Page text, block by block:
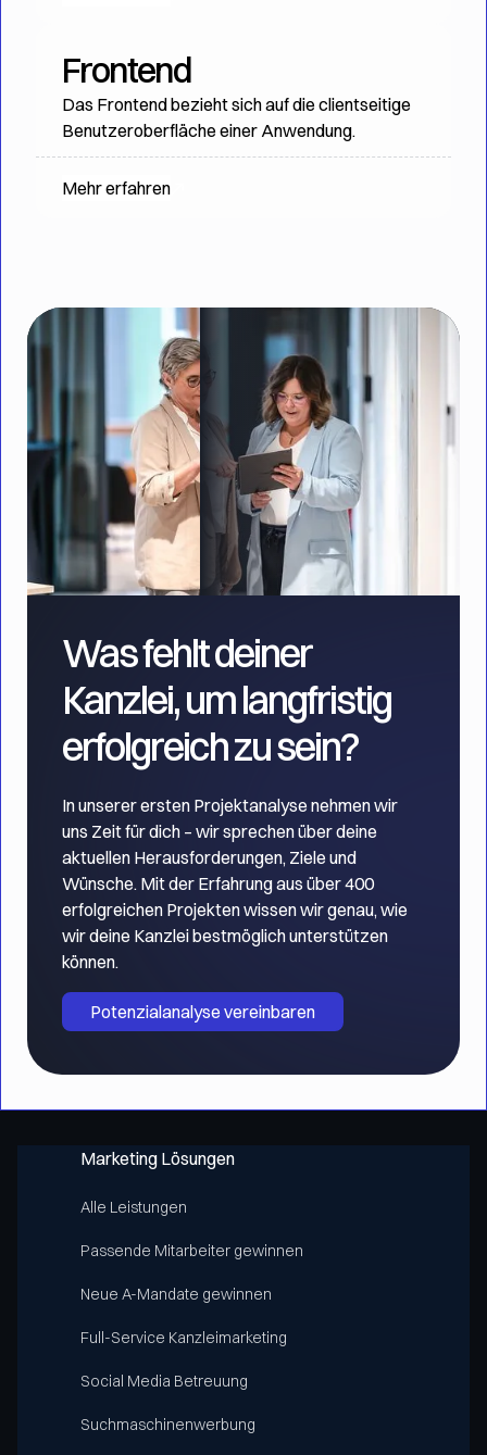
Frontend
Das Frontend bezieht sich auf die clientseitige
Benutzeroberfläche einer Anwendung.
Mehr erfahren
Was fehlt deiner
Kanzlei, um langfristig
erfolgreich zu sein?
In unserer ersten Projektanalyse nehmen wir
uns Zeit für dich – wir sprechen über deine
aktuellen Herausforderungen, Ziele und
Wünsche. Mit der Erfahrung aus über 400
erfolgreichen Projekten wissen wir genau, wie
wir deine Kanzlei bestmöglich unterstützen
können.
Potenzialanalyse vereinbaren
Marketing Lösungen
Alle Leistungen
Passende Mitarbeiter gewinnen
Neue A-Mandate gewinnen
Full-Service Kanzleimarketing
Social Media Betreuung
Suchmaschinenwerbung